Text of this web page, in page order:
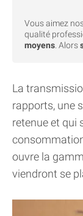
Vous aimez
qualité
moyens . Alors
La
rapports, une
retenue et qui
ouvre la
viendront se